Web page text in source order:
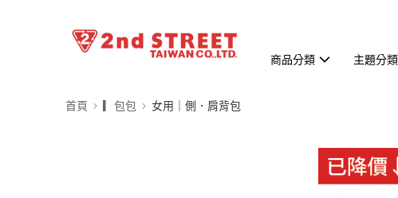
商品分類 主題分類
首頁 ▎包包 女用｜側．肩背包